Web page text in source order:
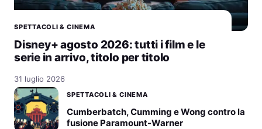
SPETTACOLI & CINEMA
Disney+ agosto 2026: tutti i film e le
serie in arrivo, titolo per titolo
31 luglio 2026
SPETTACOLI & CINEMA
Cumberbatch, Cumming e Wong contro la
fusione Paramount-Warner